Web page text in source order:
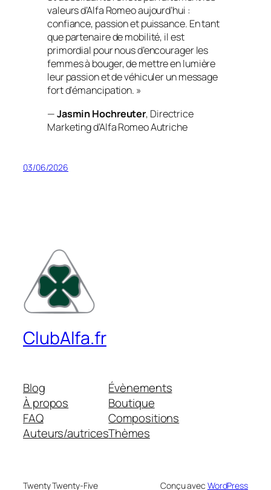
valeurs d’Alfa Romeo aujourd’hui :
confiance, passion et puissance. En tant
que partenaire de mobilité, il est
primordial pour nous d’encourager les
femmes à bouger, de mettre en lumière
leur passion et de véhiculer un message
fort d’émancipation. »
—Jasmin Hochreuter, Directrice
Marketing d’Alfa Romeo Autriche
03/06/2026
ClubAlfa.fr
Blog
À propos
FAQ
Auteurs/autrices
Évènements
Boutique
Compositions
Thèmes
Twenty Twenty-Five Conçu avec WordPress